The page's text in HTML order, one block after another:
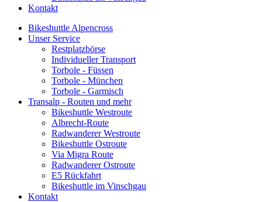
Kontakt
Bikeshuttle Alpencross
Unser Service
Restplatzbörse
Individueller Transport
Torbole - Füssen
Torbole - München
Torbole - Garmisch
Transalp - Routen und mehr
Bikeshuttle Westroute
Albrecht-Route
Radwanderer Westroute
Bikeshuttle Ostroute
Via Migra Route
Radwanderer Ostroute
E5 Rückfahrt
Bikeshuttle im Vinschgau
Kontakt